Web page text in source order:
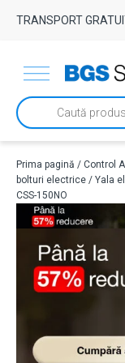
TRANSPORT
Products
search
Prima pagină / Control
bolturi electrice / Yala
CSS-150NO